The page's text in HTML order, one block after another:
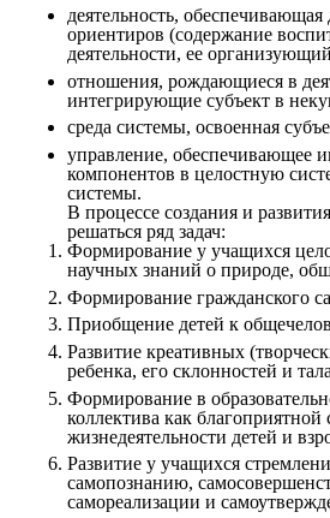
деятельность,
ориентиров (содержание
деятельности, ее
отношения, рождающиеся в
интегрирующие субъект в
среда системы, освоенная
управление, обеспечивающее
компонентов в целостную
системы.
В процессе создания и
решаться ряд задач:
Формирование у учащихся
научных знаний о природе,
Формирование гражданского
Приобщение детей к
Развитие креативных
ребенка, его склонностей и
Формирование в
коллектива как благоприятной
жизнедеятельности детей и
Развитие у учащихся
самопознанию,
самореализации и